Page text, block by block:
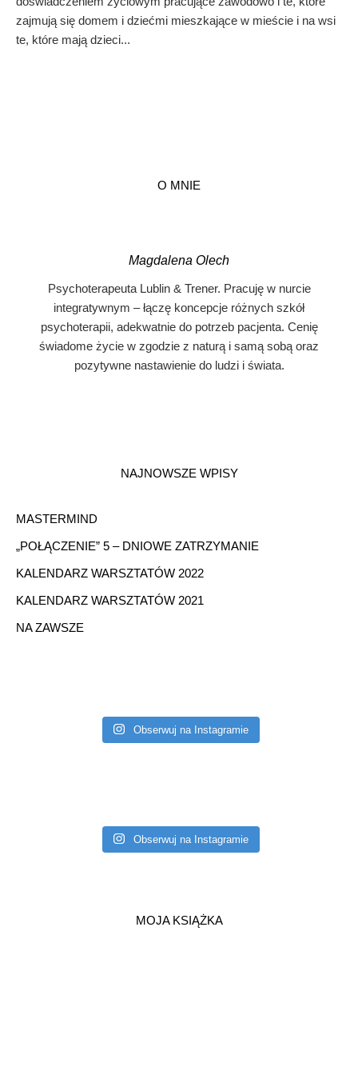
zajmują się domem i dziećmi mieszkające w mieście i na wsi
te, które mają dzieci...
O MNIE
Magdalena Olech
Psychoterapeuta Lublin & Trener. Pracuję w nurcie
integratywnym – łączę koncepcje różnych szkół
psychoterapii, adekwatnie do potrzeb pacjenta. Cenię
świadome życie w zgodzie z naturą i samą sobą oraz
pozytywne nastawienie do ludzi i świata.
NAJNOWSZE WPISY
MASTERMIND
„POŁĄCZENIE” 5 – DNIOWE ZATRZYMANIE
KALENDARZ WARSZTATÓW 2022
KALENDARZ WARSZTATÓW 2021
NA ZAWSZE
Obserwuj na Instagramie
Obserwuj na Instagramie
MOJA KSIĄŻKA